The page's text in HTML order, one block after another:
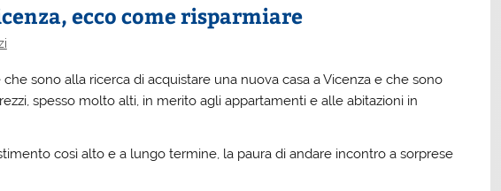
ecco come risparmiare
sono alla ricerca di acquistare una nuova casa a Vicenza e che sono
spesso molto alti, in merito agli appartamenti e alle abitazioni in
così alto e a lungo termine, la paura di andare incontro a sorprese